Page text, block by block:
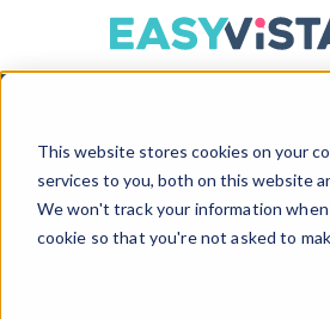
This website stores cookies on your
services to you, both on this website
We won't track your information
cookie so that you're not asked to